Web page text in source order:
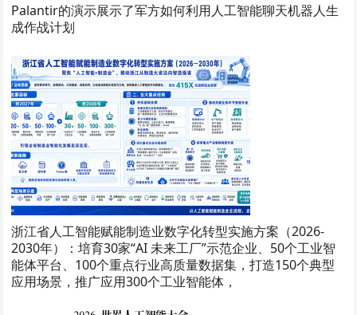
Palantir的演示展示了军方如何利用人工智能聊天机器人生
成作战计划
浙江省人工智能赋能制造业数字化转型实施方案（2026-
2030年）：培育30家“AI 未来工厂”示范企业、50个工业智
能体平台、100个重点行业高质量数据集，打造150个典型
应用场景，推广应用300个工业智能体，